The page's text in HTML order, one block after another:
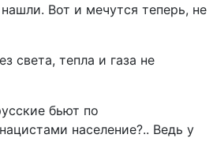
Вот и мечутся теперь, не
света, тепла и газа не
бьют по
население?.. Ведь у